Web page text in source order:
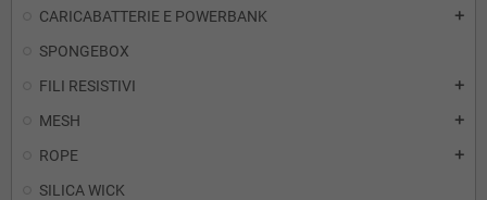
CARICABATTERIE E POWERBANK add
SPONGEBOX
FILI RESISTIVI
add
MESH add
ROPE add
SILICA WICK